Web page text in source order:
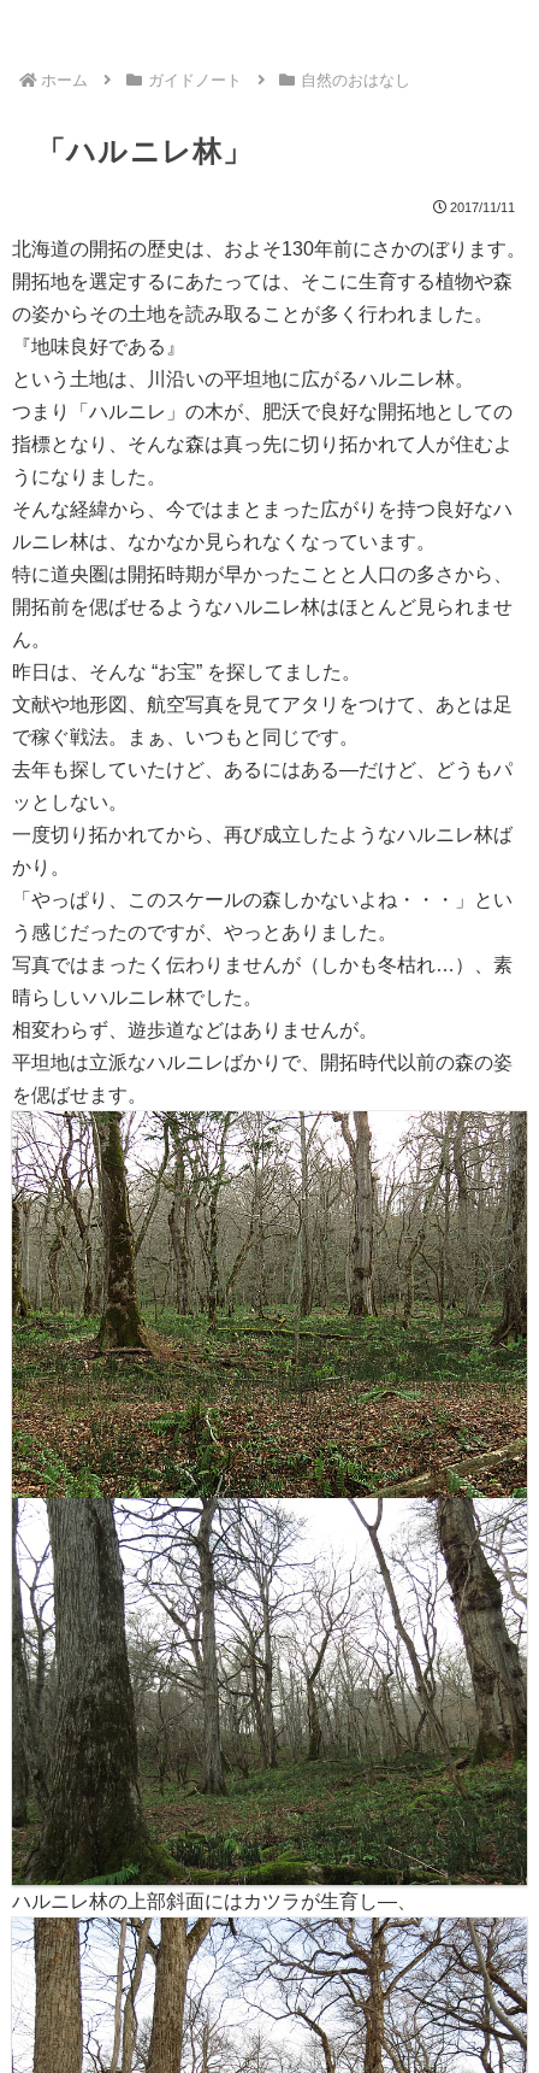
ホーム ガイドノート 自然のおはなし
「ハルニレ林」
2017/11/11
北海道の開拓の歴史は、およそ130年前にさかのぼります。
開拓地を選定するにあたっては、そこに生育する植物や森
の姿からその土地を読み取ることが多く行われました。
『地味良好である』
という土地は、川沿いの平坦地に広がるハルニレ林。
つまり「ハルニレ」の木が、肥沃で良好な開拓地としての
指標となり、そんな森は真っ先に切り拓かれて人が住むよ
うになりました。
そんな経緯から、今ではまとまった広がりを持つ良好なハ
ルニレ林は、なかなか見られなくなっています。
特に道央圏は開拓時期が早かったことと人口の多さから、
開拓前を偲ばせるようなハルニレ林はほとんど見られませ
ん。
昨日は、そんな “お宝” を探してました。
文献や地形図、航空写真を見てアタリをつけて、あとは足
で稼ぐ戦法。まぁ、いつもと同じです。
去年も探していたけど、あるにはある―だけど、どうもパ
ッとしない。
一度切り拓かれてから、再び成立したようなハルニレ林ば
かり。
「やっぱり、このスケールの森しかないよね・・・」とい
う感じだったのですが、やっとありました。
写真ではまったく伝わりませんが（しかも冬枯れ…）、素
晴らしいハルニレ林でした。
相変わらず、遊歩道などはありませんが。
平坦地は立派なハルニレばかりで、開拓時代以前の森の姿
を偲ばせます。
ハルニレ林の上部斜面にはカツラが生育し―、